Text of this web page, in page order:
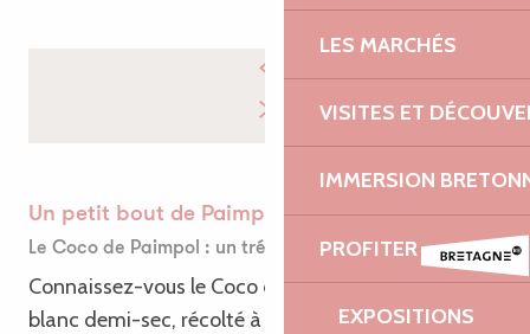
LES MARCHÉS
VISITES ET
IMMERSION
PROFITER
EXPOSITIONS
Un petit bout de Paimpol dans votre assiette
Le Coco de Paimpol : un trésor du terroir breton
Connaissez-vous le Coco de Paimpol ? Ce haricot
blanc demi-sec, récolté à la main dans les Côtes-